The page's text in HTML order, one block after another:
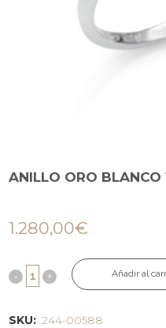
ANILLO ORO
1.280,00€
Añadir al
SKU: 244-00588